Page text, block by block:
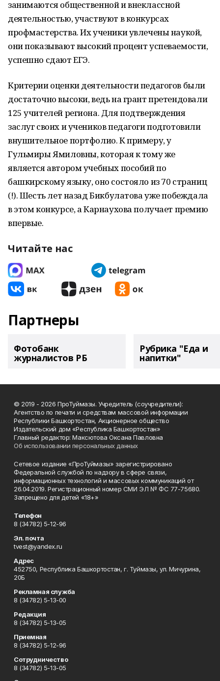
занимаются общественной и внеклассной
деятельностью, участвуют в конкурсах
профмастерства. Их ученики увлечены наукой,
они показывают высокий процент успеваемости,
успешно сдают ЕГЭ.
Критерии оценки деятельности педагогов были
достаточно высоки, ведь на грант претендовали
125 учителей региона. Для подтверждения
заслуг своих и учеников педагоги подготовили
внушительное портфолио. К примеру, у
Гульмиры Ямиловны, которая к тому же
является автором учебных пособий по
башкирскому языку, оно состояло из 70 страниц
(!). Шесть лет назад Бикбулатова уже побеждала
в этом конкурсе, а Карнаухова получает премию
впервые.
Читайте нас
Партнеры
Фотобанк
журналистов РБ
Рубрика "Еда и
напитки"
© 2019 - 2026 ПроТуймазы. Учредитель (соучредители):
Агентство по печати и средствам массовой информации
Республики Башкортостан, Акционерное общество
Издательский дом «Республика Башкортостан»
Главный редактор: Максютова Оксана Павловна
Об использовании персональных данных
Сетевое издание «ПроТуймазы» зарегистрировано
Федеральной службой по надзору в сфере связи,
информационных технологий и массовых коммуникаций от
26.04.2019. Регистрационный номер СМИ ЭЛ № ФС 77-75680.
Запрещено для детей «18+»
Телефон
8 (34782) 5-12-96
Эл. почта
tvest@yandex.ru
Адрес
452750, Республика Башкортостан, г. Туймазы, ул. Мичурина,
20Б
Рекламная служба
8 (34782) 5-13-00
Редакция
8 (34782) 5-13-05
Приемная
8 (34782) 5-12-96
Сотрудничество
8 (34782) 5-13-05